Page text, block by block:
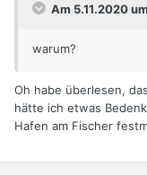
Am 5.11.2020
warum?
Oh habe überlesen,
hätte ich etwas
Hafen am Fischer